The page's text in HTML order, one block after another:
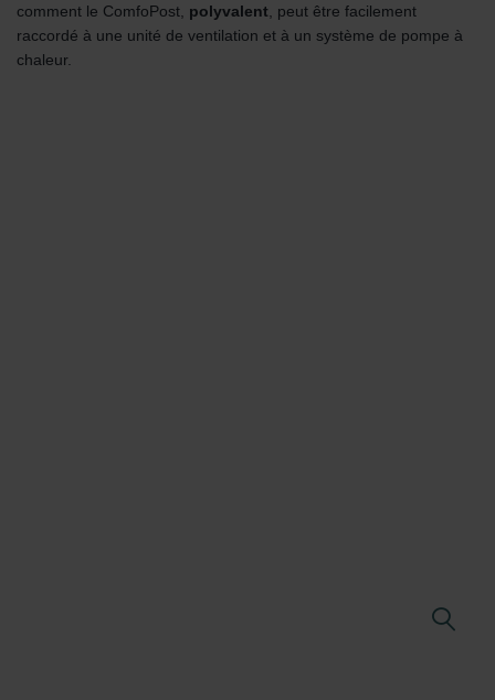
comment le ComfoPost, polyvalent , peut être facilement
raccordé à une unité de ventilation et à un système de pompe à
chaleur.